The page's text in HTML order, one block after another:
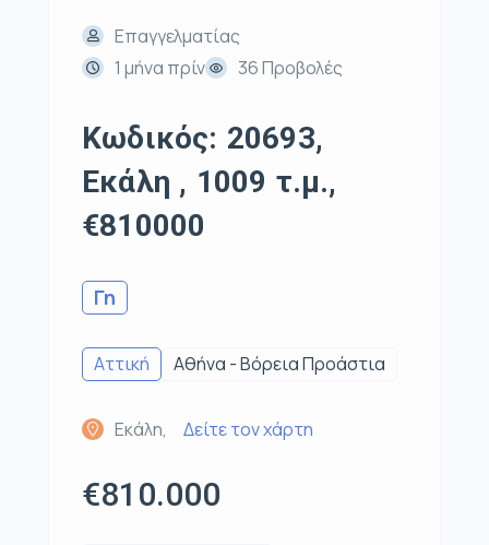
Επαγγελματίας
1 μήνα πρίν
36 Προβολές
Κωδικός: 20693,
Εκάλη , 1009 τ.μ.,
€810000
Γη
Αττική Αθήνα - Βόρεια Προάστια
Εκάλη, Δείτε τον χάρτη
€810.000